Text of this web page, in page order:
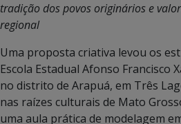
tradição dos povos originários e
regional
Uma proposta criativa levou os
Escola Estadual Afonso Francisco
no distrito de Arapuá, em Três
nas raízes culturais de Mato
uma aula prática de modelagem